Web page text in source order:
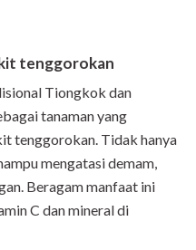
tenggorokan
Tiongkok dan
tanaman yang
tenggorokan. Tidak hanya
mengatasi demam,
Beragam manfaat ini
C dan mineral di